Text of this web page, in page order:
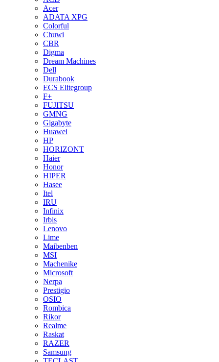
Acer
ADATA XPG
Colorful
Chuwi
CBR
Digma
Dream Machines
Dell
Durabook
ECS Elitegroup
F+
FUJITSU
GMNG
Gigabyte
Huawei
HP
HORIZONT
Haier
Honor
HIPER
Hasee
Itel
IRU
Infinix
Irbis
Lenovo
Lime
Maibenben
MSI
Machenike
Microsoft
Nerpa
Prestigio
OSIO
Rombica
Rikor
Realme
Raskat
RAZER
Samsung